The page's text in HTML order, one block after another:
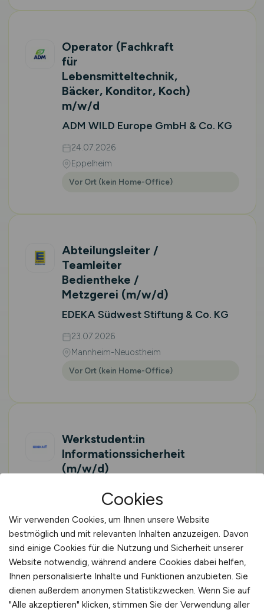
Operator (Fachkraft
für
Lebensmitteltechnik,
Bäcker, Konditor, Koch)
m/w/d
ADM WILD Europe GmbH & Co. KG
24.07.2026
Eppelheim
Vor Ort (kein Home-Office)
Abteilungsleiter /
Teamleiter
Bedientheke /
Metzgerei (m/w/d)
EDEKA Südwest Stiftung & Co. KG
23.07.2026
Mannheim-Neuostheim
Vor Ort (kein Home-Office)
Werkstudent:in
Informationssicherheit
(m/w/d)
Mannheim
Vor Ort (kein Home-Office)
Cookies
Wir verwenden Cookies, um Ihnen unsere Website
bestmöglich und mit relevanten Inhalten anzuzeigen. Davon
sind einige Cookies für die Nutzung und Sicherheit unserer
Website notwendig, während andere Cookies dabei helfen,
Ihnen personalisierte Inhalte und Funktionen anzubieten. Sie
dienen außerdem anonymen Statistikzwecken. Wenn Sie auf
"Alle akzeptieren" klicken, stimmen Sie der Verwendung aller